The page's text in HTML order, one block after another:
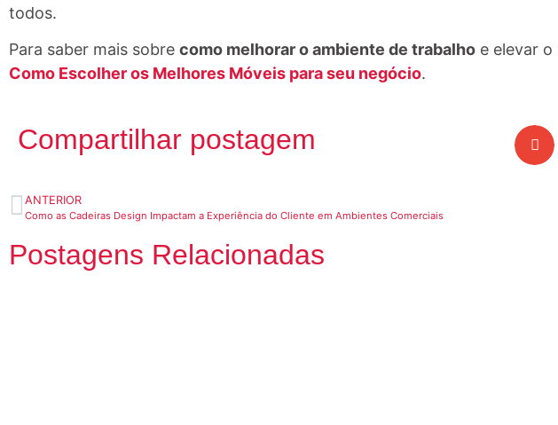
todos.
Para saber mais sobre como melhorar o ambiente de trabalho e elevar
Como Escolher os Melhores Móveis para seu negócio.
Compartilhar postagem
ANTERIOR
Como as Cadeiras Design Impactam a Experiência do Cliente em Ambientes Comerciais
Postagens Relacionadas